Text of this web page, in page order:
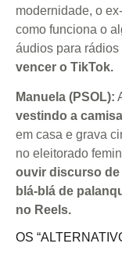
modernidade, o
como funciona o
áudios para rádios
vencer o TikTok.
Manuela (PSOL):
vestindo a
em casa e grava
no eleitorado
ouvir discurso de
blá-blá de
no Reels.
OS